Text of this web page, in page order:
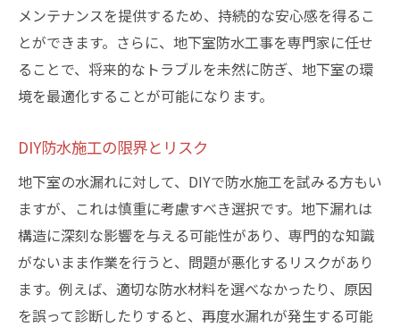
メンテナンスを提供するため、持続的な安心感を得るこ
とができます。さらに、地下室防水工事を専門家に任せ
ることで、将来的なトラブルを未然に防ぎ、地下室の環
境を最適化することが可能になります。
DIY防水施工の限界とリスク
地下室の水漏れに対して、DIYで防水施工を試みる方もい
ますが、これは慎重に考慮すべき選択です。地下漏れは
構造に深刻な影響を与える可能性があり、専門的な知識
がないまま作業を行うと、問題が悪化するリスクがあり
ます。例えば、適切な防水材料を選べなかったり、原因
を誤って診断したりすると、再度水漏れが発生する可能